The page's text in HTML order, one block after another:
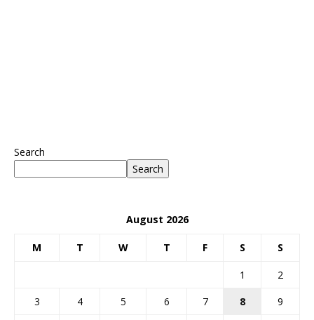
Search
Search
August 2026
M T W T F S S
1
2
3
4 5 6 7 8
9